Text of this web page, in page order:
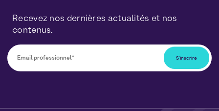
Recevez nos dernières actualités et nos
contenus.
données seront traitées conformément à notre